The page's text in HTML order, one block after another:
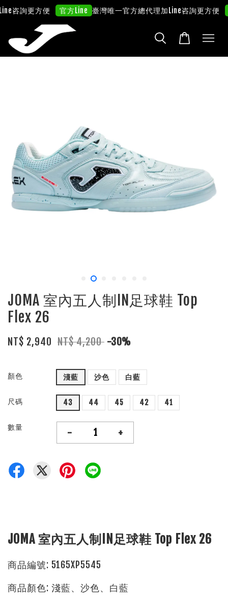
詢更方便 官方Line 臺灣唯一官方總代理加Line咨詢更方便 官
JOMA 室內五人制IN足球鞋 Top
Flex 26
NT$ 2,940 NT$ 4,200 -30%
顏色 淺藍 沙色 白藍
尺碼 43 44 45 42 41
數量 - +
JOMA 室內五人制IN足球鞋 Top Flex 26
商品編號: 5165XP5545
商品顏色: 淺藍、沙色、白藍